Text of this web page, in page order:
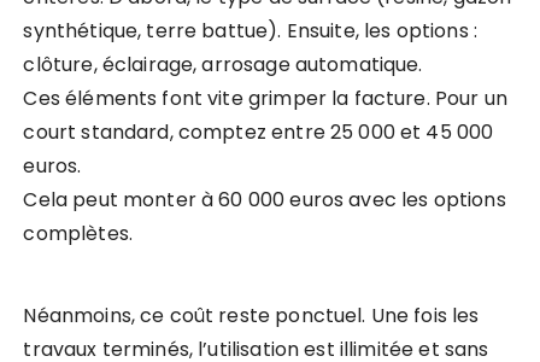
synthétique, terre battue). Ensuite, les options :
clôture, éclairage, arrosage automatique.
Ces éléments font vite grimper la facture. Pour un
court standard, comptez entre 25 000 et 45 000
euros.
Cela peut monter à 60 000 euros avec les options
complètes.
Néanmoins, ce coût reste ponctuel. Une fois les
travaux terminés, l’utilisation est illimitée et sans